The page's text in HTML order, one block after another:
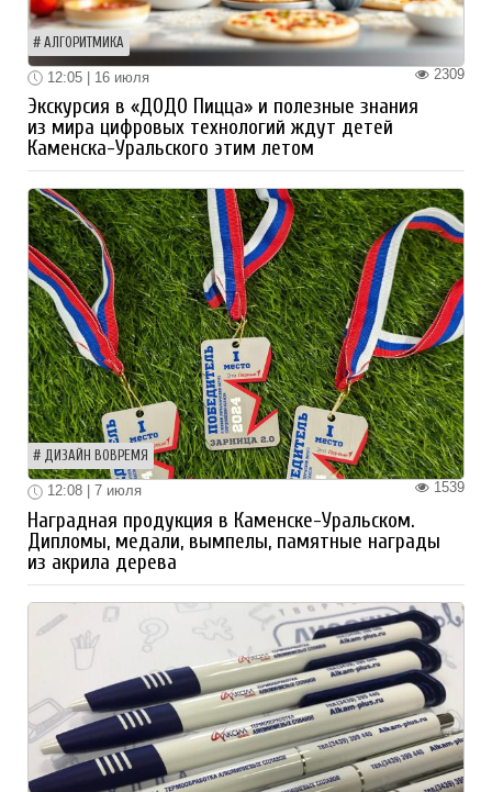
АЛГОРИТМИКА
2309
12:05 | 16 июля
Экскурсия в «ДОДО Пицца» и полезные знания
из мира цифровых технологий ждут детей
Каменска-Уральского этим летом
ДИЗАЙН ВОВРЕМЯ
1539
12:08 | 7 июля
Наградная продукция в Каменске-Уральском.
Дипломы, медали, вымпелы, памятные награды
из акрила дерева